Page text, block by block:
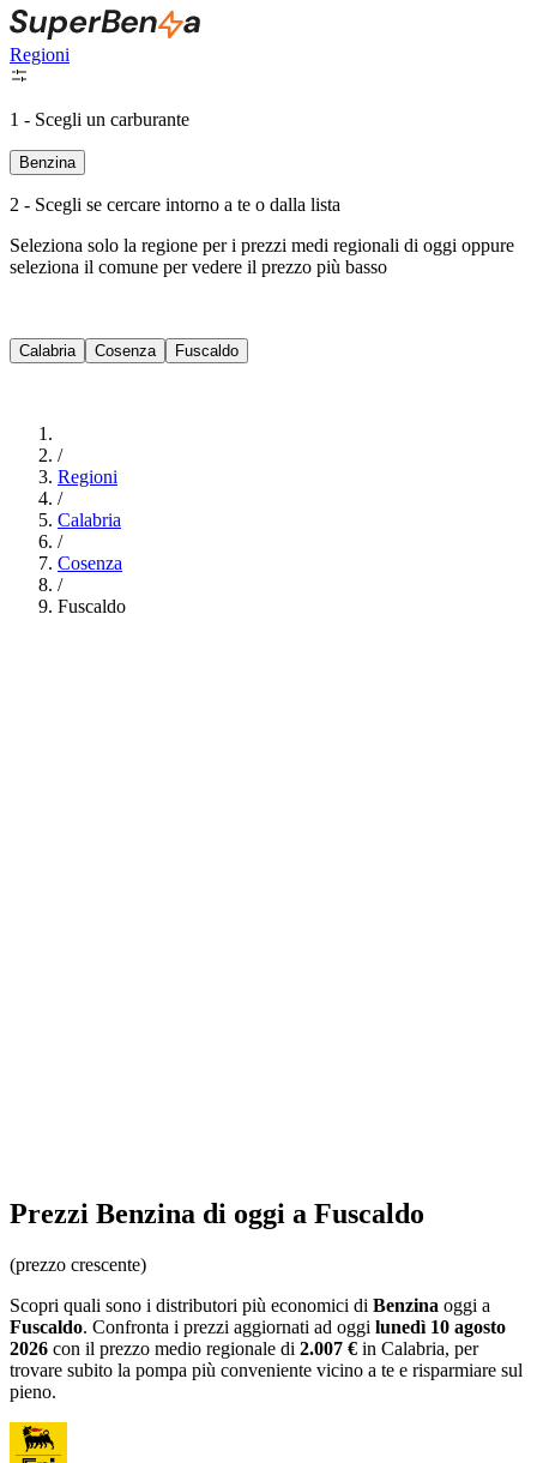
Regioni
1 - Scegli un carburante
Benzina
2 - Scegli se cercare intorno a te o dalla lista
Seleziona solo la regione per i prezzi medi regionali di oggi oppure
seleziona il comune per vedere il prezzo più basso
Calabria Cosenza Fuscaldo
/
Regioni
/
Calabria
/
Cosenza
/
Fuscaldo
Prezzi Benzina di oggi a Fuscaldo
(prezzo crescente)
Scopri quali sono i distributori più economici di Benzina oggi a
Fuscaldo. Confronta i prezzi aggiornati ad oggi lunedì 10 agosto
2026 con il prezzo medio regionale di 2.007 € in Calabria, per
trovare subito la pompa più conveniente vicino a te e risparmiare sul
pieno.